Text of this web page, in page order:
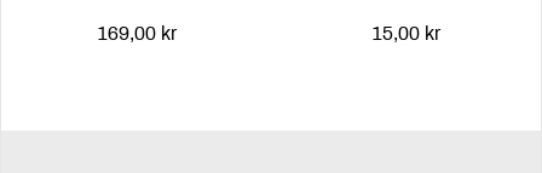
169,00 kr 15,00 kr